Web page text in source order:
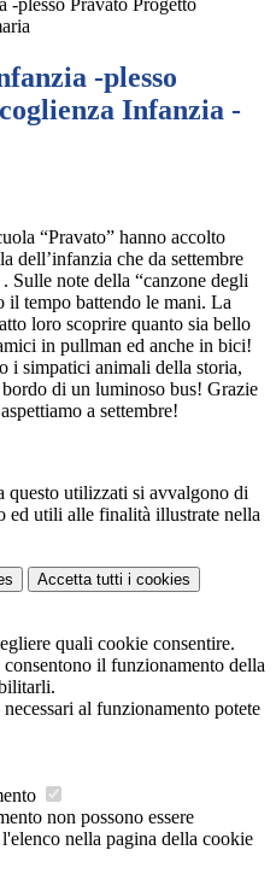
-plesso Pravato Progetto
-plesso
Infanzia -
“Pravato” hanno accolto
dell’infanzia che da settembre
Sulle note della “canzone degli
il tempo battendo le mani. La
loro scoprire quanto sia bello
in pullman ed anche in bici!
i simpatici animali della storia,
di un luminoso bus! Grazie
a settembre!
questo utilizzati si avvalgono di
ed utili alle finalità illustrate nella
Accetta tutti i cookies
quali cookie consentire.
il funzionamento della
al funzionamento potete
non possono essere
nella pagina della cookie